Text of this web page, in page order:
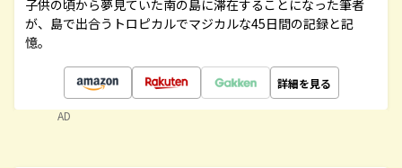
子供の頃から夢見ていた南の島に滞在することになった筆者
が、島で出合うトロピカルでマジカルな45日間の記録と記
憶。
詳細を見る
AD